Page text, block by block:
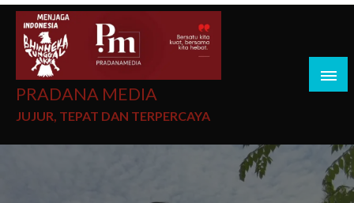
PRADANA MEDIA
JUJUR, TEPAT DAN TERPERCAYA